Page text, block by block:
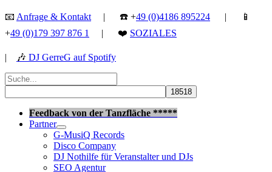
Zum
springen
📧 Anfrage & Kontakt | ☎️ +49 (0)4186 895224 | 📱
+49 (0)179 397 876 1 | ❤️ SOZIALES
| 🎶 DJ GerreG auf Spotify
Suchen
nach:
Feedback von der Tanzfläche *****
Partner
G-MusiQ Records
Disco Company
DJ Nothilfe für Veranstalter und DJs
SEO Agentur